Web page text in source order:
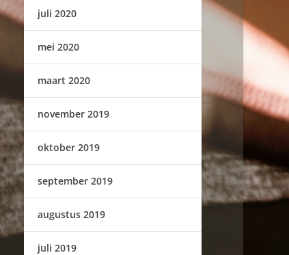
juli 2020
mei 2020
maart 2020
november 2019
oktober 2019
september 2019
augustus 2019
juli 2019